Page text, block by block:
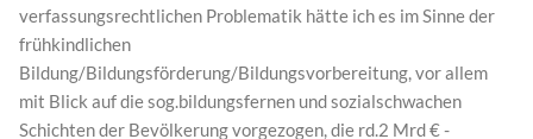
verfassungsrechtlichen Problematik hätte ich es im Sinne der
frühkindlichen
Bildung/Bildungsförderung/Bildungsvorbereitung, vor allem
mit Blick auf die sog.bildungsfernen und sozialschwachen
Schichten der Bevölkerung vorgezogen, die rd.2 Mrd € -